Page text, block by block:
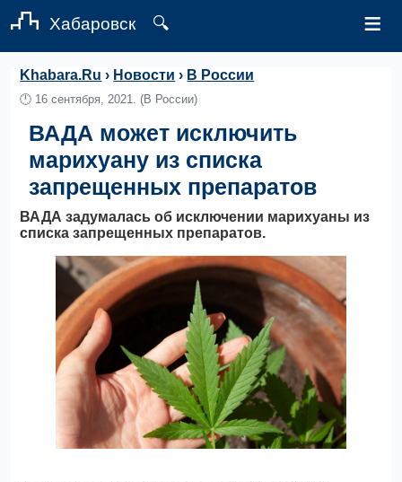
Хабаровск 🔍 ≡
Khabara.Ru › Новости › В России
🕛 16 сентября, 2021. (В России)
ВАДА может исключить
марихуану из списка
запрещенных препаратов
ВАДА задумалась об исключении марихуаны из
списка запрещенных препаратов.